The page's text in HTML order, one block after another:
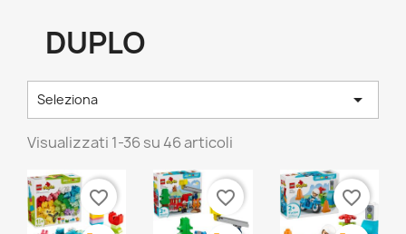
DUPLO
Seleziona 
Visualizzati 1-36 su 46 articoli
favorite_border favorite_border favorite_border